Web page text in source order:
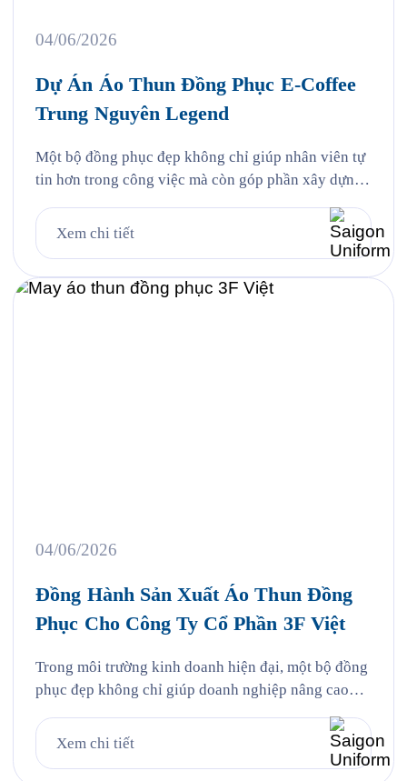
04/06/2026
Dự Án Áo Thun Đồng Phục E-Coffee
Trung Nguyên Legend
Một bộ đồng phục đẹp không chỉ giúp nhân viên tự
tin hơn trong công việc mà còn góp phần xây dựng
khách hàng. Đó cũng chính là lý do ngày càng
nhiều doanh nghiệp đầu tư bài bản vào việc may áo
Xem chi tiết
04/06/2026
Đồng Hành Sản Xuất Áo Thun Đồng
Phục Cho Công Ty Cổ Phần 3F Việt
Trong môi trường kinh doanh hiện đại, một bộ đồng
phục đẹp không chỉ giúp doanh nghiệp nâng cao
khả năng nhận diện thương hiệu mà còn góp phần
tạo nên hình ảnh chuyên nghiệp, chỉn chu trong mắt
khách hàng và đối tác. Đồng thời, đây cũng là yếu
Xem chi tiết